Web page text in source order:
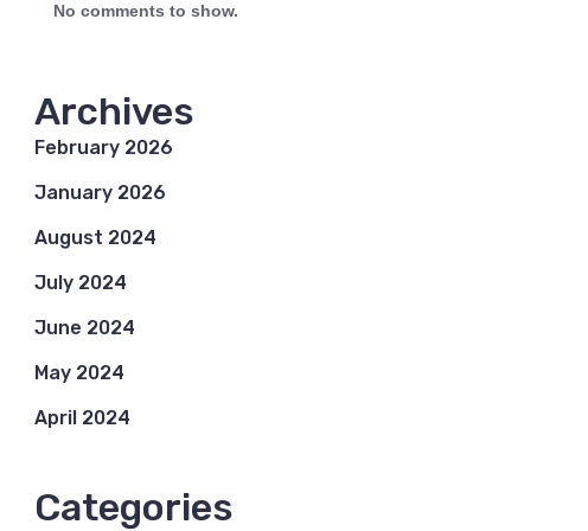
No comments to show.
Archives
February 2026
January 2026
August 2024
July 2024
June 2024
May 2024
April 2024
Categories